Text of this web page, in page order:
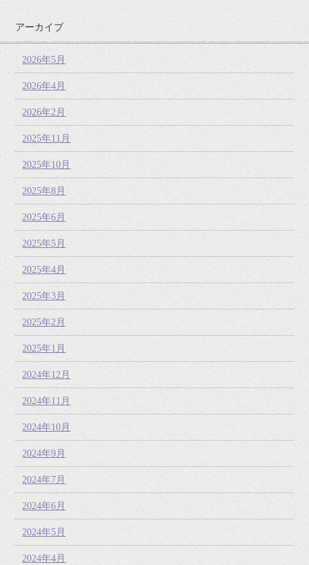
アーカイブ
2026年5月
2026年4月
2026年2月
2025年11月
2025年10月
2025年8月
2025年6月
2025年5月
2025年4月
2025年3月
2025年2月
2025年1月
2024年12月
2024年11月
2024年10月
2024年9月
2024年7月
2024年6月
2024年5月
2024年4月